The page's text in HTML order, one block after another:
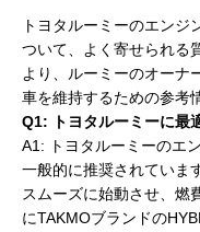
トヨタルーミーのエンジ
ついて、よく寄せられる
より、ルーミーのオーナ
車を維持するための参考
Q1: トヨタルーミーに最
A1: トヨタルーミーのエ
一般的に推奨されていま
スムーズに始動させ、燃
にTAKMOブランドの